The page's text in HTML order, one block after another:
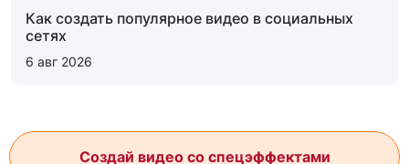
Как создать популярное видео в социальных
сетях
6 авг 2026
Создай видео со спецэффектами